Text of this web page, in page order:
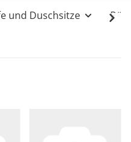
und Duschsitze